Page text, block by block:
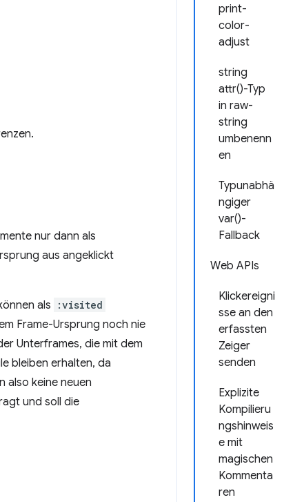
print-
color-
adjust
string
attr()-Typ
in raw-
string
umbenenn
en
Typunabhä
ngiger
var()-
Fallback
Web APIs
Klickereigni
sse an den
erfassten
Zeiger
senden
Explizite
Kompilieru
ngshinweis
e mit
magischen
Kommenta
ren
nur dann als
aus angeklickt
als :visited
Frame-Ursprung noch nie
Unterframes, die mit dem
bleiben erhalten, da
also keine neuen
und soll die